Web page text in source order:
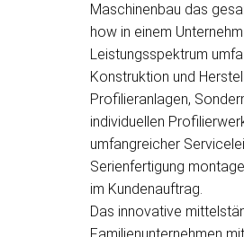
Maschinenbau das
how in einem
Leistungsspektrum
Konstruktion und
Profilieranlagen,
individuellen
umfangreicher
Serienfertigung
im Kundenauftrag.
Das innovative